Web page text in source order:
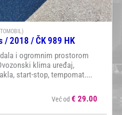
/ 2018 / ČK 989 HK
i ogromnim prostorom
klima uređaj,
start-stop, tempomat....
Već od € 29.00